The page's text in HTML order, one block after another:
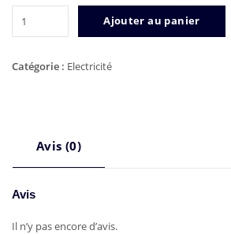
POUSSOIRE
Ajouter au panier
Catégorie : Electricité
Avis (0)
Avis
Il n’y pas encore d’avis.